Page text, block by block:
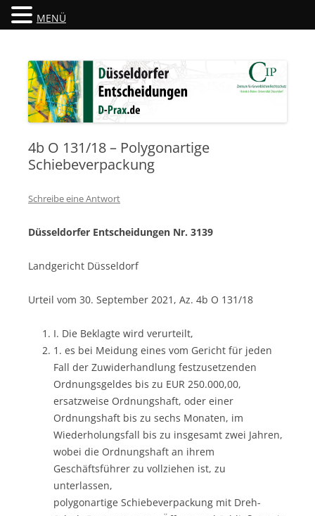
Düsseldorfer Entscheidungen
4b O 131/18 – Polygonartige
Schiebeverpackung
Schreibe eine Antwort
Düsseldorfer Entscheidungen Nr. 3139
Landgericht Düsseldorf
Urteil vom 30. September 2021, Az. 4b O 131/18
I. Die Beklagte wird verurteilt,
1. es bei Meidung eines vom Gericht für jeden
Fall der Zuwiderhandlung festzusetzenden
Ordnungsgeldes bis zu EUR 250.000,00,
ersatzweise Ordnungshaft, oder einer
Ordnungshaft bis zu sechs Monaten, im
Wiederholungsfall bis zu insgesamt zwei Jahren,
wobei die Ordnungshaft an ihrem
Geschäftsführer zu vollziehen ist, zu
unterlassen,
polygonartige Schiebeverpackung mit Dreh-
MENÜ